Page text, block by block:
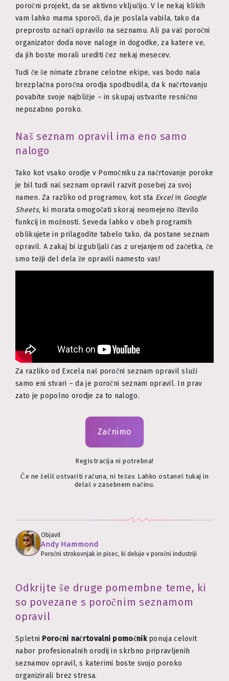
poročni projekt, da se aktivno vključijo. V le nekaj klikih
vam lahko mama sporoči, da je poslala vabila, tako da
preprosto označi opravilo na seznamu. Ali pa vaš poročni
organizator doda nove naloge in dogodke, za katere ve,
da jih boste morali urediti čez nekaj mesecev.
Tudi če še nimate zbrane celotne ekipe, vas bodo naša
brezplačna poročna orodja spodbudila, da k načrtovanju
povabite svoje najbližje – in skupaj ustvarite resnično
nepozabno poroko.
Naš seznam opravil ima eno samo
nalogo
Tako kot vsako orodje v Pomočniku za načrtovanje poroke
je bil tudi naš seznam opravil razvit posebej za svoj
namen. Za razliko od programov, kot sta Excelin Google
Sheets, ki morata omogočati skoraj neomejeno število
funkcij in možnosti. Seveda lahko v obeh programih
oblikujete in prilagodite tabelo tako, da postane seznam
opravil. A zakaj bi izgubljali čas z urejanjem od začetka, če
smo težji del dela že opravili namesto vas!
Za razliko od Excela naš poročni seznam opravil služi
samo eni stvari – da je poročni seznam opravil. In prav
zato je popolno orodje za to nalogo.
Začnimo
Registracija ni potrebna!
Če ne želiš ustvariti računa, ni težav. Lahko ostaneš tukaj in
delaš v zasebnem načinu.
Objavil
Andy Hammond
Poročni strokovnjak in pisec, ki deluje v poročni industriji
Odkrijte še druge pomembne teme, ki
so povezane s poročnim seznamom
opravil
Spletni Poročni načrtovalni pomočnikponuja celovit
nabor profesionalnih orodij in skrbno pripravljenih
seznamov opravil, s katerimi boste svojo poroko
organizirali brez stresa.